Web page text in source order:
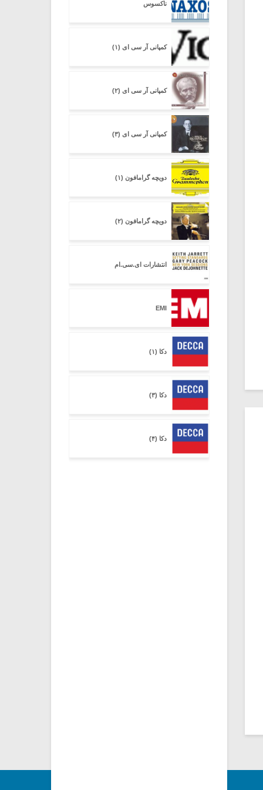
ناکسوس
کمپانی آر سی ای (۱)
کمپانی آر سی ای (۲)
کمپانی آر سی ای (۳)
دویچه گرامافون (۱)
دویچه گرامافون (۲)
انتشارات ای.سی.ام
EMI
دکا (۱)
دکا (۳)
دکا (۴)